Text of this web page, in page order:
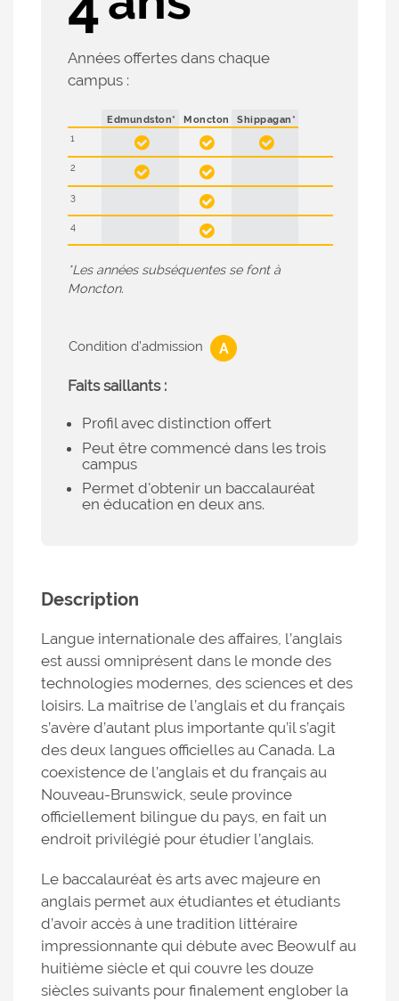
Années offertes dans chaque
campus :
Edmundston* Moncton
Shippagan*
1
  
2  
3 
4 
*Les années subséquentes se font à
Moncton.
Condition d’admission A
Faits saillants :
Profil avec distinction offert
Peut être commencé dans les trois
campus
Permet d'obtenir un baccalauréat
en éducation en deux ans.
Description
Langue internationale des affaires, l’anglais
est aussi omniprésent dans le monde des
technologies modernes, des sciences et des
loisirs. La maîtrise de l’anglais et du français
s’avère d’autant plus importante qu’il s’agit
des deux langues officielles au Canada. La
coexistence de l’anglais et du français au
Nouveau-Brunswick, seule province
officiellement bilingue du pays, en fait un
endroit privilégié pour étudier l’anglais.
Le baccalauréat ès arts avec majeure en
anglais permet aux étudiantes et étudiants
d’avoir accès à une tradition littéraire
impressionnante qui débute avec Beowulf au
huitième siècle et qui couvre les douze
siècles suivants pour finalement englober la